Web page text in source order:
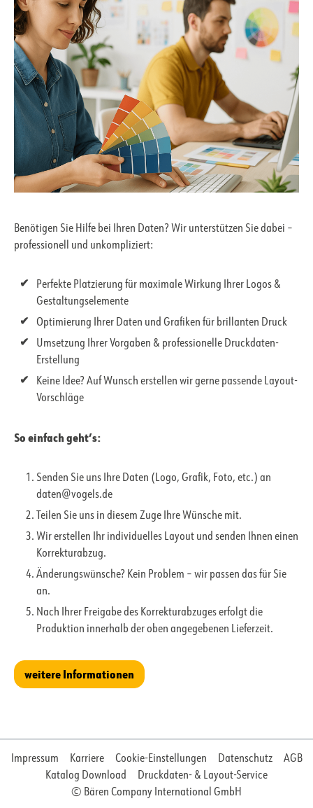
Benötigen Sie Hilfe bei Ihren Daten? Wir unterstützen Sie dabei –
professionell und unkompliziert:
Perfekte Platzierung für maximale Wirkung Ihrer Logos &
Gestaltungselemente
Optimierung Ihrer Daten und Grafiken für brillanten Druck
Umsetzung Ihrer Vorgaben & professionelle Druckdaten-
Erstellung
Keine Idee? Auf Wunsch erstellen wir gerne passende Layout-
Vorschläge
So einfach geht’s:
Senden Sie uns Ihre Daten (Logo, Grafik, Foto, etc.) an
daten@vogels.de
Teilen Sie uns in diesem Zuge Ihre Wünsche mit.
Wir erstellen Ihr individuelles Layout und senden Ihnen einen
Korrekturabzug.
Änderungswünsche? Kein Problem – wir passen das für Sie
an.
Nach Ihrer Freigabe des Korrekturabzuges erfolgt die
Produktion innerhalb der oben angegebenen Lieferzeit.
weitere Informationen
Impressum Karriere Cookie-Einstellungen Datenschutz
AGB
Katalog Download
Druckdaten- & Layout-Service
© Bären Company International GmbH